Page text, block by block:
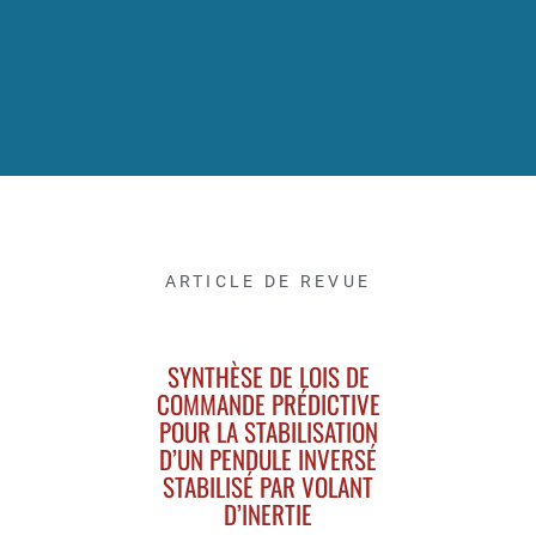
ARTICLE DE REVUE
SYNTHÈSE DE LOIS DE
COMMANDE PRÉDICTIVE
POUR LA STABILISATION
D’UN PENDULE INVERSÉ
STABILISÉ PAR VOLANT
D’INERTIE